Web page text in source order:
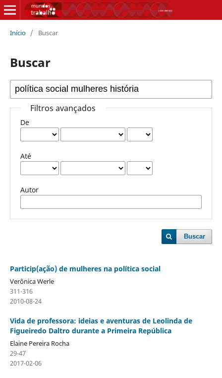
Início / Buscar
Buscar
Filtros avançados
De
Até
Autor
Buscar
Particip(ação) de mulheres na política social
Verônica Werle
311-316
2010-08-24
Vida de professora: ideias e aventuras de Leolinda de
Figueiredo Daltro durante a Primeira República
Elaine Pereira Rocha
29-47
2017-02-06